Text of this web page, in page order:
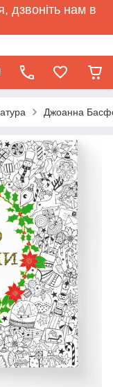
дзвоніть нам в
Джоанна